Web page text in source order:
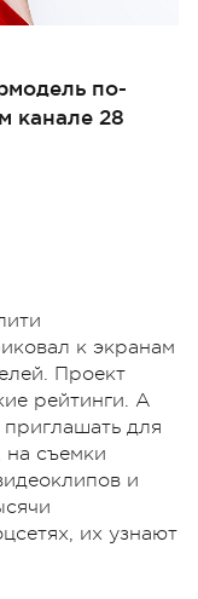
по-
канале 28
к экранам
Проект
рейтинги. А
для
на съемки
и
их узнают